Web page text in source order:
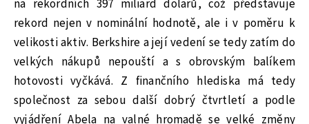
na rekordních 397 miliard dolarů, což představuje
rekord nejen v nominální hodnotě, ale i v poměru k
velikosti aktiv. Berkshire a její vedení se tedy zatím do
velkých nákupů nepouští a s obrovským balíkem
hotovosti vyčkává. Z finančního hlediska má tedy
společnost za sebou další dobrý čtvrtletí a podle
vyjádření Abela na valné hromadě se velké změny